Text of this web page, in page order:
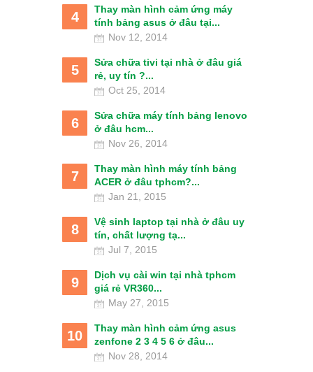
4
Thay màn hình cảm ứng máy
tính bảng asus ở đâu tại...
Nov 12, 2014
5
Sửa chữa tivi tại nhà ở đâu giá
rẻ, uy tín ?...
Oct 25, 2014
6
Sửa chữa máy tính bảng lenovo
ở đâu hcm...
Nov 26, 2014
7
Thay màn hình máy tính bảng
ACER ở đâu tphcm?...
Jan 21, 2015
8
Vệ sinh laptop tại nhà ở đâu uy
tín, chất lượng tạ...
Jul 7, 2015
9
Dịch vụ cài win tại nhà tphcm
giá rẻ VR360...
May 27, 2015
10
Thay màn hình cảm ứng asus
zenfone 2 3 4 5 6 ở đâu...
Nov 28, 2014